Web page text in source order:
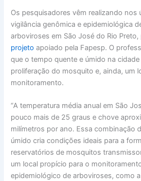
Os pesquisadores vêm realizando nos
vigilância genômica e epidemiológica
arboviroses em São José do Rio
projeto apoiado pela Fapesp. O
que o tempo quente e úmido na
proliferação do mosquito e, ainda, um
monitoramento.
“A temperatura média anual em São
pouco mais de 25 graus e chove
milímetros por ano. Essa combinação
úmido cria condições ideais para a
reservatórios de mosquitos
um local propício para o
epidemiológico de arboviroses, como